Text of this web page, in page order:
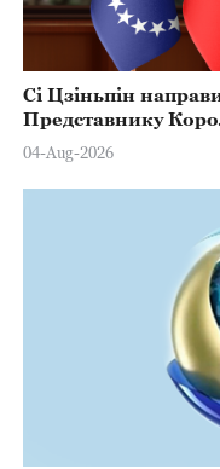
Сі Цзіньпін
Представнику
Марстерсу з нагоди
04-Aug-2026